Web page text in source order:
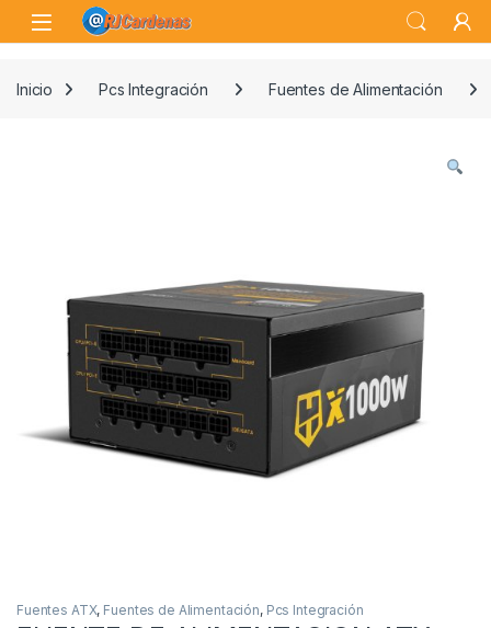
Skip to navigation
Skip to content
Open
Inicio Pcs Integración Fuentes de Alimentación
Fuentes ATX, Fuentes de Alimentación, Pcs Integración